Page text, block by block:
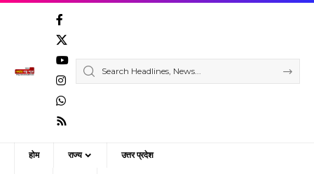
होम राज्य उत्तर प्रदेश